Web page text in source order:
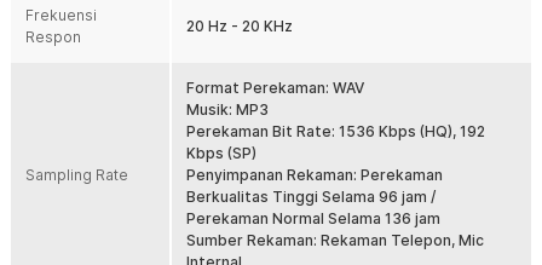
seperti untuk wawancara, merekam hasil rapat, serta merekam suara
dan lagu. Perekam suara dari TaffSTUDIO ini dapat menjadi pilihan
file format WAV, yang merupakan format file berkualitas tinggi apabila
dibandingkan dengan format MP3.
Anda dapat melakukan perekaman suara dengan sangat mudah.
Nyalakan perekam, tunggu agar semua angka muncul pada display,
Frekuensi
Respon
20 Hz - 20 KHz
Sampling Rate
Format Perekaman: WAV
Musik: MP3
Perekaman Bit Rate: 1536 Kbps (HQ), 192
Kbps (SP)
Penyimpanan Rekaman: Perekaman
Berkualitas Tinggi Selama 96 jam /
Perekaman Normal Selama 136 jam
Sumber Rekaman: Rekaman Telepon, Mic